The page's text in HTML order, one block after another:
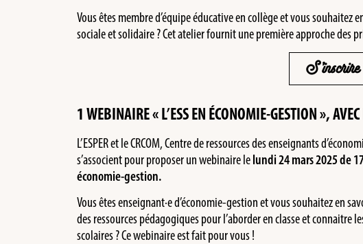
Vous êtes membre d’équipe éducative en collège et vous souhaitez
sociale et solidaire ? Cet atelier fournit une première approche des
S’inscrire
1 WEBINAIRE « L’ESS EN ÉCONOMIE-GESTION », AVEC
L’ESPER et le CRCOM, Centre de ressources des enseignants
s’associent pour proposer un webinaire lelundi 24 mars 2025 de
économie-gestion.
Vous êtes enseignant·e d’économie-gestion et vous souhaitez en
des ressources pédagogiques pour l’aborder en classe et connaitre
scolaires ? Ce webinaire est fait pour vous !